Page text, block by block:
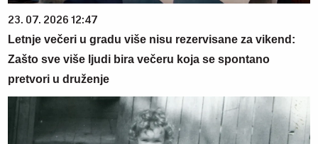
23. 07. 2026 12:47
Letnje večeri u gradu više nisu rezervisane za vikend:
Zašto sve više ljudi bira večeru koja se spontano
pretvori u druženje